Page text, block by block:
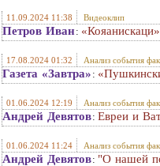
11.09.2024 11:38 Видеоклип
Петров Иван:
17.08.2024 01:32 Анализ события
Газета «Завтра» :
01.06.2024 12:19 Анализ события
Андрей Девятов: Евреи и
01.06.2024 11:24 Анализ события
Андрей Девятов: "О нашей